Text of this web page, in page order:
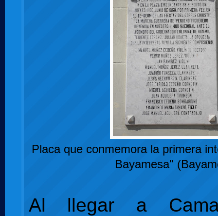
Placa que conmemora la primera
Bayamesa"
Al llegar a